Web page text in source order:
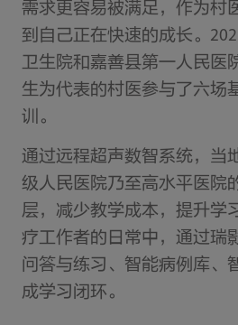
需求更容易被满足，作为村
到自己正在快速的成长。
卫生院和嘉善县第一人民医
生为代表的村医参与了六场
训。
通过远程超声数智系统，当
级人民医院乃至高水平医院
层，减少教学成本，提升学
疗工作者的日常中，通过瑞
问答与练习、智能病例库、
成学习闭环。